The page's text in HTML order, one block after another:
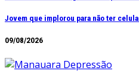
Jovem que implorou para não ter
09/08/2026